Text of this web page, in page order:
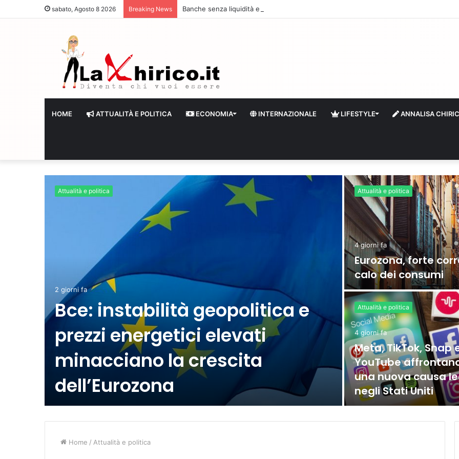
sabato, Agosto 8 2026 Breaking News Banche senza liquidità e riserve Fmi inutilizzabili: la crisi dell’economia russa
HOME ATTUALITÀ E POLITICA ECONOMIA INTERNAZIONALE LIFESTYLE ANNALISA
Attualità e politica
2 giorni fa
Bce: instabilità geopolitica e
prezzi energetici elevati
minacciano la crescita
dell’Eurozona
Attualità e politica
4 giorni fa
Eurozona, forte
calo dei consumi
Attualità e politica
4 giorni fa
Meta, TikTok, Snap
YouTube
una nuova causa
negli Stati Uniti
Home / Attualità e politica